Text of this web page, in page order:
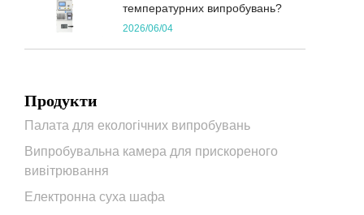
температурних випробувань?
2026/06/04
Продукти
Палата для екологічних випробувань
Випробувальна камера для прискореного
вивітрювання
Електронна суха шафа